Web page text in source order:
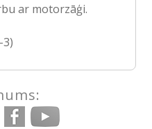
ar motorzāģi.